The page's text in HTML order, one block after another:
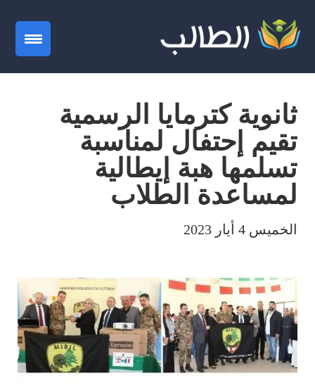
ثانوية كترمايا الرسمية
تقيم إحتفال لمناسبة
تسلمها هبة إيطالية
لمساعدة الطلاب
الخميس 4 أيار 2023